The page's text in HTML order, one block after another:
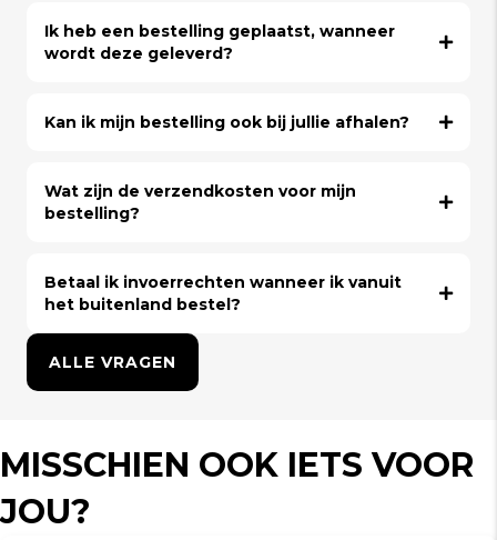
Ik heb een bestelling geplaatst, wanneer
wordt deze geleverd?
Kan ik mijn bestelling ook bij jullie afhalen?
Wat zijn de verzendkosten voor mijn
bestelling?
Betaal ik invoerrechten wanneer ik vanuit
het buitenland bestel?
ALLE VRAGEN
MISSCHIEN OOK IETS VOOR
JOU?